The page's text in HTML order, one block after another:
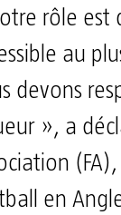
rôle est
au
devons
», a
en